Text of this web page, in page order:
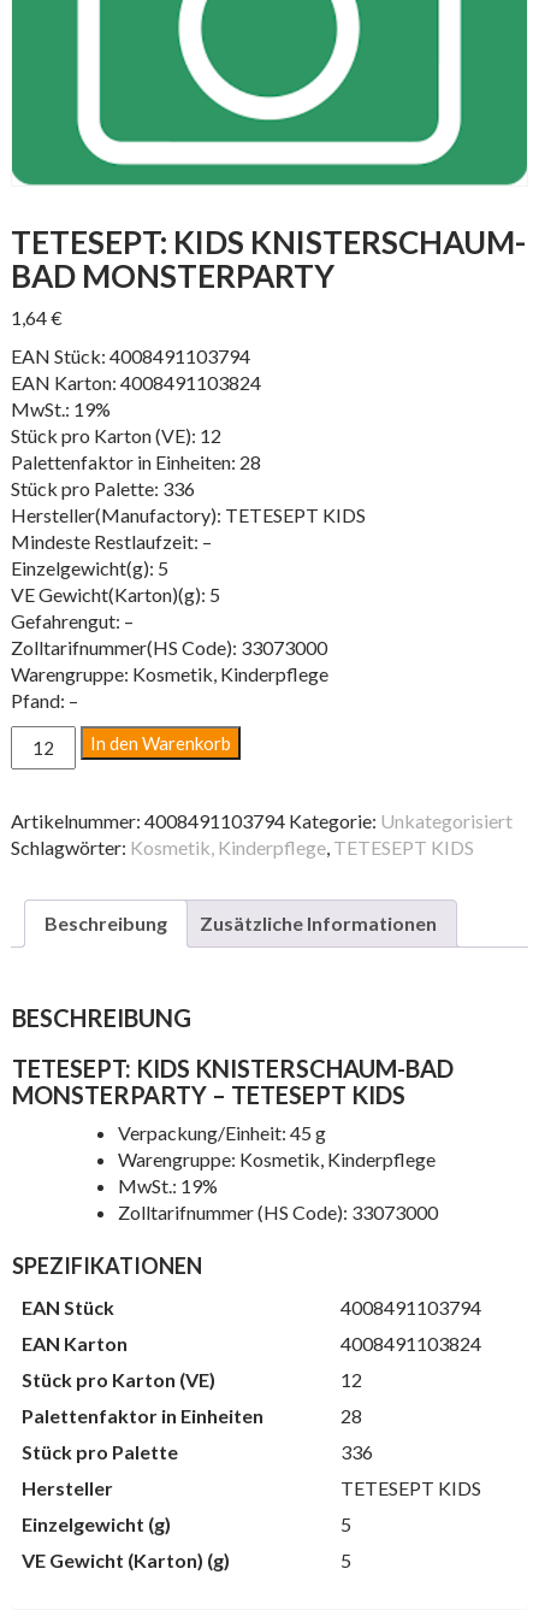
TETESEPT: KIDS KNISTERSCHAUM-
BAD MONSTERPARTY
1,64€
EAN Stück: 4008491103794
EAN Karton: 4008491103824
MwSt.: 19%
Stück pro Karton (VE): 12
Palettenfaktor in Einheiten: 28
Stück pro Palette: 336
Hersteller(Manufactory): TETESEPT KIDS
Mindeste Restlaufzeit: –
Einzelgewicht(g): 5
VE Gewicht(Karton)(g): 5
Gefahrengut: –
Zolltarifnummer(HS Code): 33073000
Warengruppe: Kosmetik, Kinderpflege
Pfand: –
tetesept:
Kids
bad
Monsterparty
In den Warenkorb
Artikelnummer: 4008491103794 Kategorie: Unkategorisiert
Schlagwörter: Kosmetik, Kinderpflege, TETESEPT KIDS
Beschreibung Zusätzliche Informationen
BESCHREIBUNG
TETESEPT: KIDS KNISTERSCHAUM-BAD
MONSTERPARTY – TETESEPT KIDS
Verpackung/Einheit: 45 g
Warengruppe: Kosmetik, Kinderpflege
MwSt.: 19%
Zolltarifnummer (HS Code): 33073000
SPEZIFIKATIONEN
EAN Stück
4008491103794
EAN Karton
4008491103824
Stück pro Karton (VE)
12
Palettenfaktor in Einheiten
28
Stück pro Palette
336
Hersteller
TETESEPT KIDS
Einzelgewicht (g)
5
VE Gewicht (Karton) (g)
5